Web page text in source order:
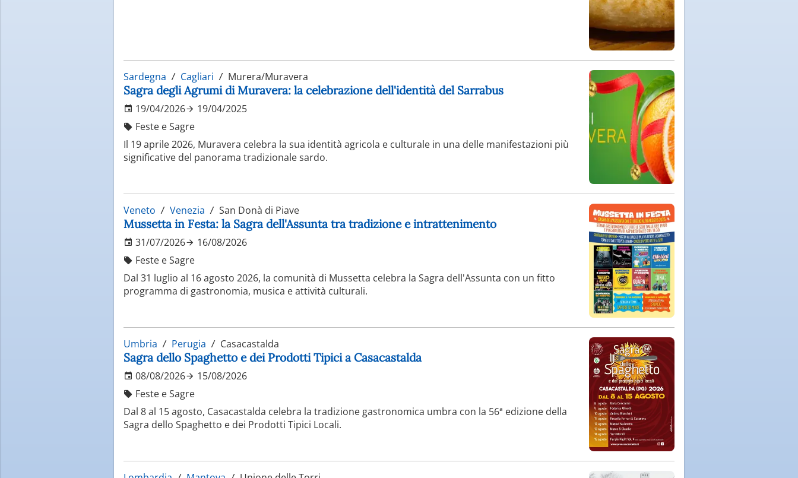
Sardegna Cagliari Murera/Muravera
Sagra degli Agrumi di Muravera: la celebrazione dell'identità del Sarrabus
19/04/2026
19/04/2025
Feste e Sagre
Il 19 aprile 2026, Muravera celebra la sua identità agricola e culturale in una delle manifestazioni più
significative del panorama tradizionale sardo.
Veneto Venezia San Donà di Piave
Mussetta in Festa: la Sagra dell'Assunta tra tradizione e intrattenimento
31/07/2026
16/08/2026
Feste e Sagre
Dal 31 luglio al 16 agosto 2026, la comunità di Mussetta celebra la Sagra dell'Assunta con un fitto
programma di gastronomia, musica e attività culturali.
Umbria Perugia Casacastalda
Sagra dello Spaghetto e dei Prodotti Tipici a Casacastalda
08/08/2026
15/08/2026
Feste e Sagre
Dal 8 al 15 agosto, Casacastalda celebra la tradizione gastronomica umbra con la 56ª edizione della
Sagra dello Spaghetto e dei Prodotti Tipici Locali.